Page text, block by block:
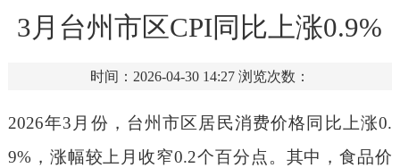
3月台州市区CPI同比上涨0.9%
时间：2026-04-30 14:27 浏览次数：
2026年3月份，台州市区居民消费价格同比上涨0.
9%，涨幅较上月收窄0.2个百分点。其中，食品价